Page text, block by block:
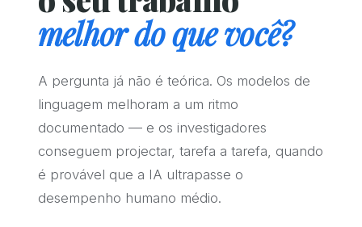
melhor do que você?
A pergunta já não é teórica. Os modelos de
linguagem melhoram a um ritmo
documentado — e os investigadores
conseguem projectar, tarefa a tarefa, quando
é provável que a IA ultrapasse o
desempenho humano médio.